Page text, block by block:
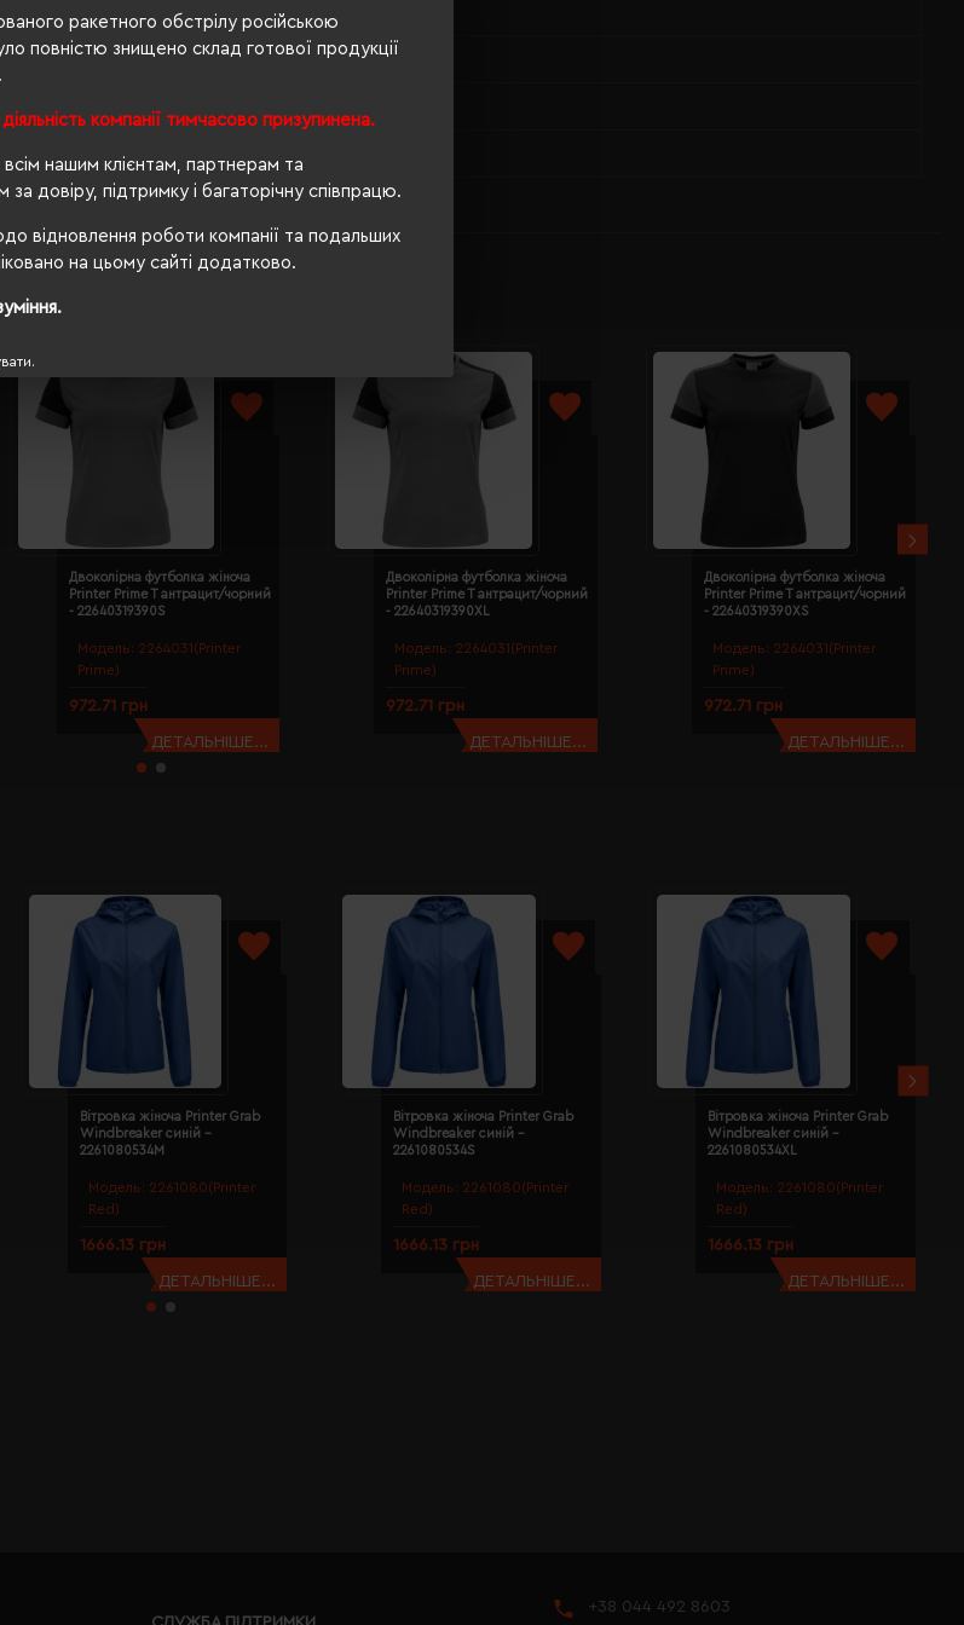
ракетного обстрілу російською
повністю знищено склад готової продукції
компанії тимчасово призупинена.
нашим клієнтам, партнерам та
за довіру, підтримку і багаторічну співпрацю.
відновлення роботи компанії та подальших
на цьому сайті додатково.
100, ISO 15797
Модель: 2264031(Printer
Prime)
Двоколірна футболка жіноча
Printer Prime T антрацит/чорний
- 22640319390S
972.71 грн
ДЕТАЛЬНІШЕ...
Модель: 2264031(Printer
Prime)
Двоколірна футболка жіноча
Printer Prime T антрацит/чорний
- 22640319390XL
972.71 грн
ДЕТАЛЬНІШЕ...
Модель: 2264031(Printer
Prime)
Двоколірна футболка жіноча
Printer Prime T антрацит/чорний
- 22640319390XS
972.71 грн
ДЕТАЛЬНІШЕ...
Модель: 2261080(Printer
Red)
Вітровка жіноча Printer Grab
Windbreaker синій -
2261080534M
1666.13 грн
ДЕТАЛЬНІШЕ...
Модель: 2261080(Printer
Red)
Вітровка жіноча Printer Grab
Windbreaker синій -
2261080534S
1666.13 грн
ДЕТАЛЬНІШЕ...
Модель: 2261080(Printer
Red)
Вітровка жіноча Printer Grab
Windbreaker синій -
2261080534XL
1666.13 грн
ДЕТАЛЬНІШЕ...
+38 044 492 8603